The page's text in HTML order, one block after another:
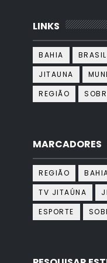
LINKS
BAHIA BRASIL
JITAUNA
REGIÃO
MARCADORES
REGIÃO
TV JITAÚNA
ESPORTE